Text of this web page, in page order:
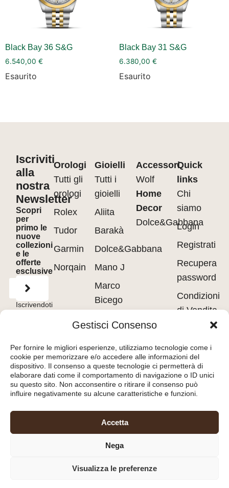
Gestisci Consenso
Per fornire le migliori esperienze, utilizziamo tecnologie come i
cookie per memorizzare e/o accedere alle informazioni del
dispositivo. Il consenso a queste tecnologie ci permetterà di
elaborare dati come il comportamento di navigazione o ID unici
su questo sito. Non acconsentire o ritirare il consenso può
influire negativamente su alcune caratteristiche e funzioni.
Accetta
Nega
Visualizza le preferenze
Black Bay 36 S&G
6.540,00 €
Esaurito
Black Bay 31 S&G
6.380,00 €
Esaurito
Iscriviti
alla
nostra
Newsletter
Scopri
per
primo le
nuove
collezioni
e le
offerte
esclusive
Iscrivendoti
accetti
Orologi
Tutti gli
orologi
Rolex
Tudor
Garmin
Norqain
Gioielli
Tutti i
gioielli
Aliita
Barakà
Dolce&Gabbana
Mano J
Marco
Bicego
Bruni
Tavanti
Accessori
Wolf
Home
Decor
Dolce&Gabbana
Quick
links
Chi
siamo
Login
Registrati
Recupera
password
Condizioni
di Vendita
policy
Cookie
policy
– Piazza Libertà, 8